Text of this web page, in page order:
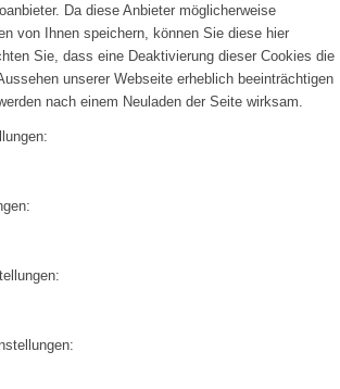
Da diese Anbieter möglicherweise
von Ihnen speichern, können Sie diese hier
Sie, dass eine Deaktivierung dieser Cookies die
unserer Webseite erheblich beeinträchtigen
nach einem Neuladen der Seite wirksam.